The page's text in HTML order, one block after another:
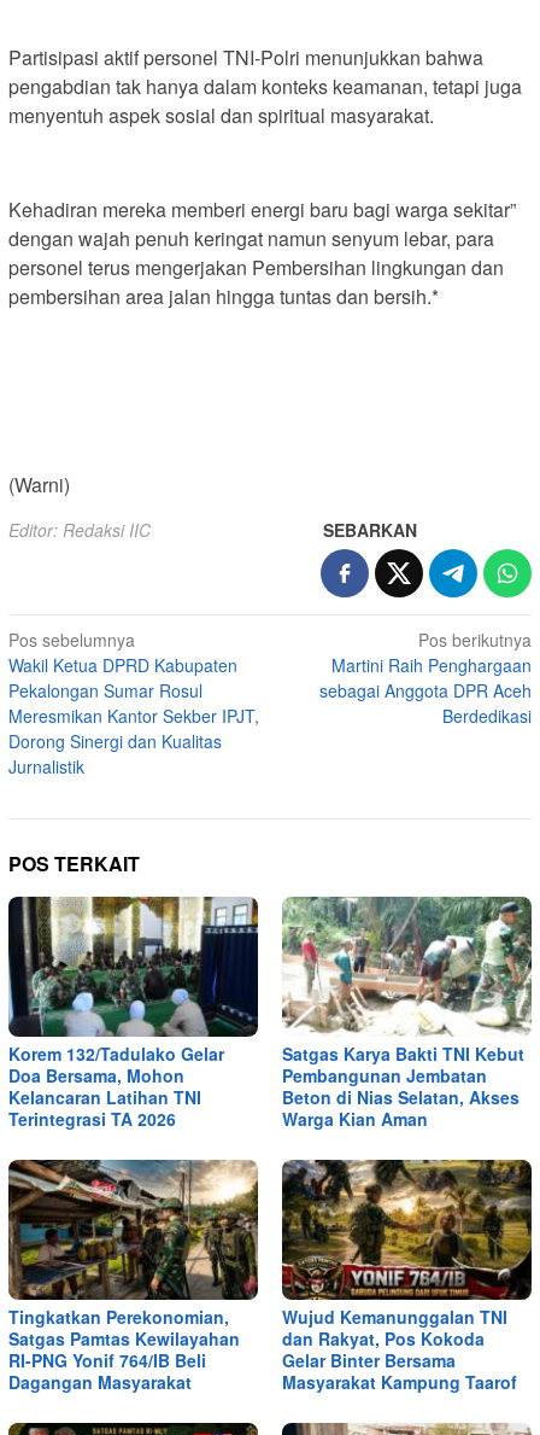
Partisipasi aktif personel TNI-Polri menunjukkan bahwa
pengabdian tak hanya dalam konteks keamanan, tetapi juga
menyentuh aspek sosial dan spiritual masyarakat.
Kehadiran mereka memberi energi baru bagi warga sekitar”
dengan wajah penuh keringat namun senyum lebar, para
personel terus mengerjakan Pembersihan lingkungan dan
pembersihan area jalan hingga tuntas dan bersih.*
(Warni)
Editor: Redaksi IIC SEBARKAN
Navigasi
pos
Pos sebelumnya
Wakil Ketua DPRD Kabupaten
Pekalongan Sumar Rosul
Meresmikan Kantor Sekber IPJT,
Dorong Sinergi dan Kualitas
Jurnalistik
Pos berikutnya
Martini Raih Penghargaan
sebagai Anggota DPR Aceh
Berdedikasi
POS TERKAIT
Korem 132/Tadulako Gelar
Doa Bersama, Mohon
Kelancaran Latihan TNI
Terintegrasi TA 2026
Satgas Karya Bakti TNI Kebut
Pembangunan Jembatan
Beton di Nias Selatan, Akses
Warga Kian Aman
Tingkatkan Perekonomian,
Satgas Pamtas Kewilayahan
RI-PNG Yonif 764/IB Beli
Dagangan Masyarakat
Wujud Kemanunggalan TNI
dan Rakyat, Pos Kokoda
Gelar Binter Bersama
Masyarakat Kampung Taarof